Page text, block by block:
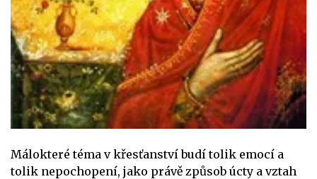
Málokteré téma v křesťanství budí tolik emocí a
tolik nepochopení, jako právě způsob úcty a vztah